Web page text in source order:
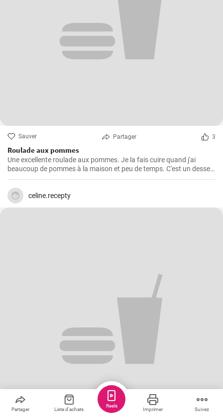
Sauver Partager 3
Roulade aux pommes
Une excellente roulade aux pommes. Je la fais cuire quand j'ai
beaucoup de pommes à la maison et peu de temps. C'est un dessert
rapide et facile qui plait toujours.
celine.recepty
Partager Liste d'achats Imprimer Suivez
Reels